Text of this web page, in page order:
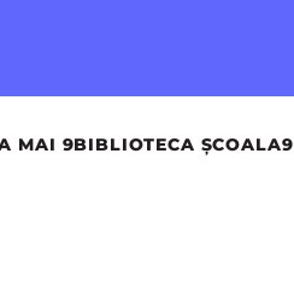
MAI 9BIBLIOTECA ȘCOALA9